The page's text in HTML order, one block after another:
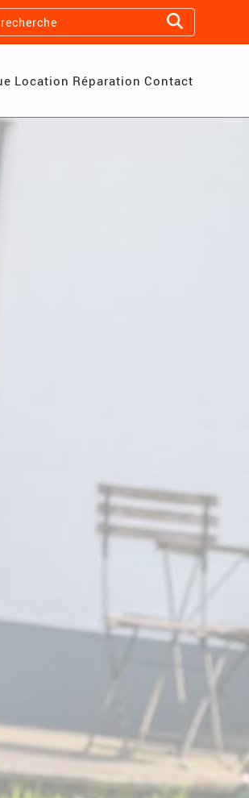
Location Réparation Contact